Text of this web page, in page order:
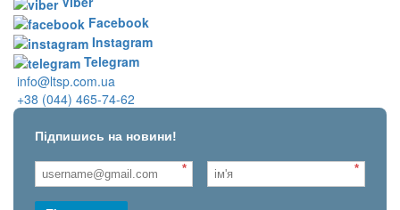
Facebook
Instagram
Telegram
info@ltsp.com.ua
+38 (044) 465-74-62
Підпишись на новини!
* *